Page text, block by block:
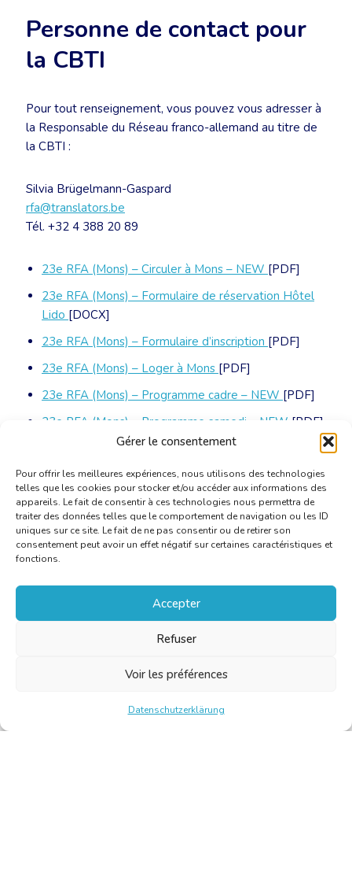
Gérer le consentement
Pour offrir les meilleures expériences, nous utilisons des technologies
telles que les cookies pour stocker et/ou accéder aux informations des
appareils. Le fait de consentir à ces technologies nous permettra de
traiter des données telles que le comportement de navigation ou les ID
uniques sur ce site. Le fait de ne pas consentir ou de retirer son
consentement peut avoir un effet négatif sur certaines caractéristiques et
fonctions.
Accepter
Refuser
Voir les préférences
Datenschutzerklärung
Personne de contact pour
la CBTI
Pour tout renseignement, vous pouvez vous adresser à
la Responsable du Réseau franco-allemand au titre de
la CBTI :
Silvia Brügelmann-Gaspard
rfa@translators.be
Tél. +32 4 388 20 89
23e RFA (Mons) – Circuler à Mons – NEW [PDF]
23e RFA (Mons) – Formulaire de réservation Hôtel
Lido [DOCX]
23e RFA (Mons) – Formulaire d’inscription [PDF]
23e RFA (Mons) – Loger à Mons [PDF]
23e RFA (Mons) – Programme cadre – NEW [PDF]
23e RFA (Mons) – Programme samedi – NEW [PDF]
23e RFA (Mons) – Se rendre à Mons